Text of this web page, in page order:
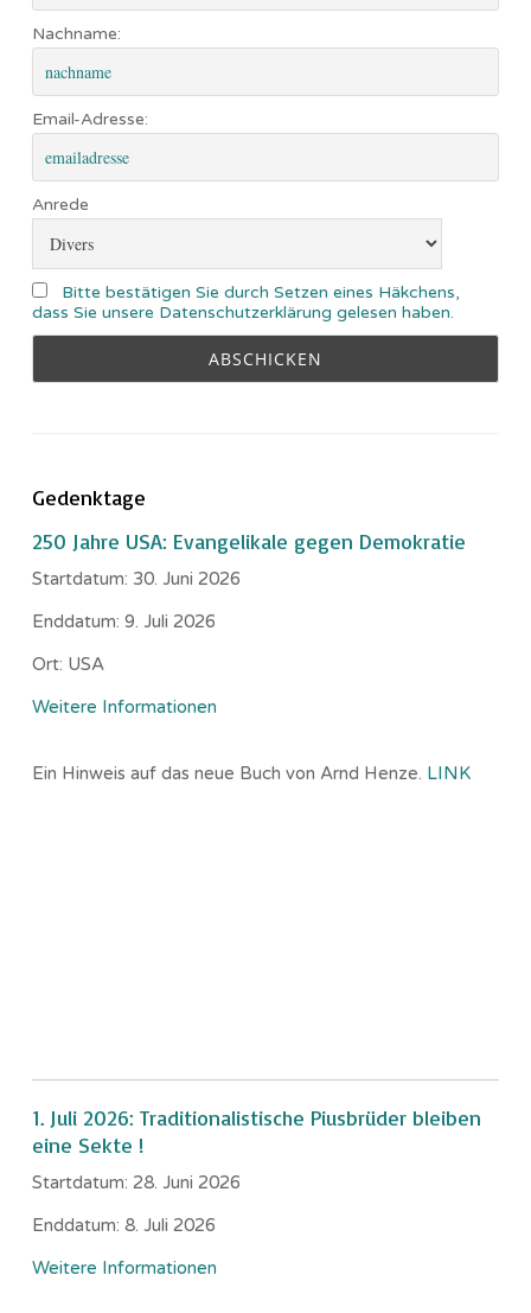
Nachname:
Email-Adresse:
Anrede
Bitte bestätigen Sie durch Setzen eines Häkchens,
dass Sie unsere Datenschutzerklärung gelesen haben.
Gedenktage
250 Jahre USA: Evangelikale gegen Demokratie
Startdatum: 30. Juni 2026
Enddatum: 9. Juli 2026
Ort: USA
Weitere Informationen
Ein Hinweis auf das neue Buch von Arnd Henze. LINK
1. Juli 2026: Traditionalistische Piusbrüder bleiben
eine Sekte !
Startdatum: 28. Juni 2026
Enddatum: 8. Juli 2026
Weitere Informationen